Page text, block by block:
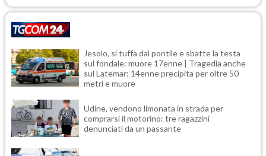
Jesolo, si tuffa dal pontile e sbatte la testa
sul fondale: muore 17enne | Tragedia anche
sul Latemar: 14enne precipita per oltre 50
metri e muore
Udine, vendono limonata in strada per
comprarsi il motorino: tre ragazzini
denunciati da un passante